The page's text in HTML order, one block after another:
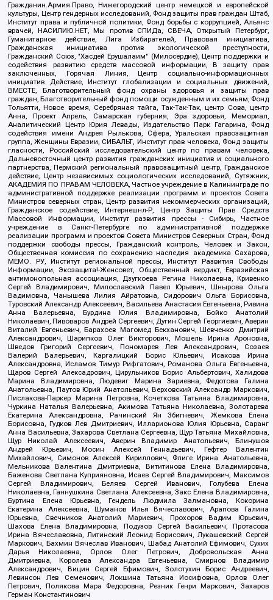
Гражданин.Армия.Право, Нижегородский центр немецкой и европейской
культуры, Центр гендерных исследований, Фонд защиты прав граждан Штаб,
Институт права и публичной политики, Фонд борьбы с коррупцией, Альянс
врачей, НАСИЛИЮ.НЕТ, Мы против СПИДа, СВЕЧА, Открытый Петербург,
Гуманитарное действие, Лига Избирателей, Правовая инициатива,
Гражданская инициатива против экологической преступности,
Гражданский Союз, "Хасдей Ерушалаим" (Милосердие), Центр поддержки и
содействия развитию средств массовой информации, В защиту прав
заключенных, Горячая Линия, Центр социально-информационных
инициатив Действие, Институт глобализации и социальных движений,
ВМЕСТЕ, Благотворительный фонд охраны здоровья и защиты прав
граждан, Благотворительный фонд помощи осужденным и их семьям, Фонд
Тольятти, Новое время, Серебряная тайга, Так-Так-Так, центр Сова, центр
Анна, Проект Апрель, Самарская губерния, Эра здоровья, Мемориал,
Аналитический Центр Юрия Левады, Издательство Парк Гагарина, Фонд
содействия имени Андрея Рылькова, Сфера, Уральская правозащитная
группа, Женщины Евразии, СИБАЛЬТ, Институт прав человека, Фонд защиты
гласности, Российский исследовательский центр по правам человека,
Дальневосточный центр развития гражданских инициатив и социального
партнерства, Пермский региональный правозащитный центр, Гражданское
действие, Центр независимых социологических исследований, Сутяжник,
АКАДЕМИЯ ПО ПРАВАМ ЧЕЛОВЕКА, Частное учреждение в Калининграде по
административной поддержке реализации программ и проектов Совета
Министров северных стран, Центр развития некоммерческих организаций,
Гражданское содействие, Интернешнл-Р, Центр Защиты Прав Средств
Массовой Информации, Институт развития прессы - Сибирь, Частное
учреждение в Санкт-Петербурге по административной поддержке
реализации программ и проектов Совета Министров Северных Стран, Фонд
поддержки свободы прессы, Гражданский контроль, Человек и Закон,
Общественная комиссия по сохранению наследия академика Сахарова,
МЕМО. РУ, Институт региональной прессы, Институт Развития Свободы
Информации, Экозащита!-Женсовет, Общественный вердикт, Евразийская
антимонопольная ассоциация, Дзугкоева Регина Николаевна, Кривенко
Сергей Владимирович, Милославский Павел Юрьевич, Шнырова Ольга
Вадимовна, Чанышева Лилия Айратовна, Сидорович Ольга Борисовна,
Туровский Александр Алексеевич, Васильева Анастасия Евгеньевна, Ривина
Анна Валерьевна, Бурдина Юлия Владимировна, Бойко Анатолий
Николаевич, Пивоваров Андрей Сергеевич, Дугин Сергей Георгиевич, Аверин
Виталий Евгеньевич, Барахоев Магомед Бекханович, Шевченко Дмитрий
Александрович, Шарипков Олег Викторович, Мошель Ирина Ароновна,
Шведов Григорий Сергеевич, Пономарев Лев Александрович, Созаев
Валерий Валерьевич, Каргалицкий Борис Юльевич, Исакова Ирина
Александровна, Исламов Тимур Рифгатович, Романова Ольга Евгеньевна,
Щаров Сергей Алексадрович, Цирульников Борис Альбертович, Халидова
Марина Владимировна, Людевиг Марина Зариевна, Федотова Галина
Анатольевна, Паутов Юрий Анатольевич, Верховский Александр Маркович,
Пислакова-Паркер Марина Петровна, Кочеткова Татьяна Владимировна,
Чуркина Наталья Валерьевна, Акимова Татьяна Николаевна, Золотарева
Екатерина Александровна, Рачинский Ян Збигневич, Жемкова Елена
Борисовна, Гудков Лев Дмитриевич, Илларионова Юлия Юрьевна, Саранг
Анна Васильевна, Захарова Светлана Сергеевна, Щур Татьяна Михайловна,
Щур Николай Алексеевич, Аверин Владимир Анатольевич, Блинушов
Андрей Юрьевич, Мосин Алексей Геннадьевич, Гефтер Валентин
Михайлович, Симонов Алексей Кириллович, Флиге Ирина Анатольевна,
Мельникова Валентина Дмитриевна, Вититинова Елена Владимировна,
Баженова Светлана Куприяновна, Исаев Сергей Владимирович, Максимов
Сергей Владимирович, Беляев Сергей Иванович, Голубева Елена
Николаевна, Ганнушкина Светлана Алексеевна, Закс Елена Владимировна,
Буртина Елена Юрьевна, Гендель Людмила Залмановна, Кокорина
Екатерина Алексеевна, Шуманов Илья Вячеславович, Арапова Галина
Юрьевна, Свечников Анатолий Мариевич, Прохоров Вадим Юрьевич,
Шахова Елена Владимировна, Подузов Сергей Васильевич, Протасова
Ирина Вячеславовна, Литинский Леонид Борисович, Лукашевский Сергей
Маркович, Бахмин Вячеслав Иванович, Шабад Анатолий Ефимович, Сухих
Дарья Николаевна, Орлов Олег Петрович, Добровольская Анна
Дмитриевна, Королева Александра Евгеньевна, Смирнов Владимир
Александрович, Вицин Сергей Ефимович, Золотухин Борис Андреевич,
Левинсон Лев Семенович, Локшина Татьяна Иосифовна, Орлов Олег
Петрович, Полякова Мара Федоровна, Резник Генри Маркович, Захаров
Герман Константинович